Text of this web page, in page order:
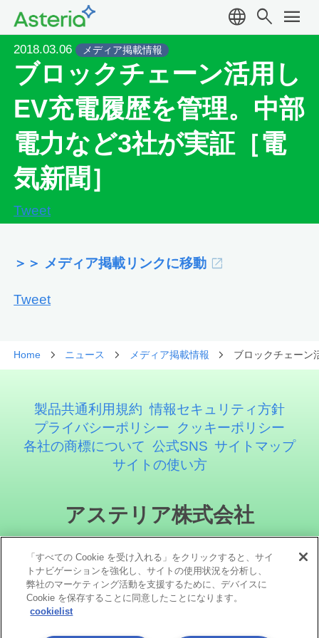
language search menu
2018.03.06 メディア掲載情報
ブロックチェーン活用し
EV充電履歴を管理。中部
電力など3社が実証［電
気新聞］
Tweet
＞＞ メディア掲載リンクに移動
Tweet
Home ニュース メディア掲載情報 ブロックチェーン
製品共通利用規約 情報セキュリティ方針
プライバシーポリシー
クッキーポリシー
各社の商標について 公式SNS サイトマップ
サイトの使い方
アステリア株式会社
「すべての Cookie を受け入れる」をクリックすると、サイ
トナビゲーションを強化し、サイトの使用状況を分析し、
弊社のマーケティング活動を支援するために、デバイスに
Cookie を保存することに同意したことになります。
cookielist